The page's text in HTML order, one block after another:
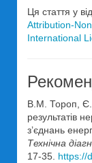
Ця стаття у
Attribution-
International
В.М. Тороп,
результатів
з’єднань
Технічна
17-35. https://